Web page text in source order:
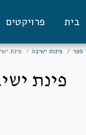
בית פרויקטים
ספר פינות ישיבה פינת
פינת